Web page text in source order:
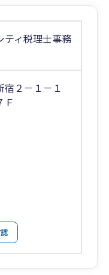
ティ税理士事務
宿２－１－１
Ｆ